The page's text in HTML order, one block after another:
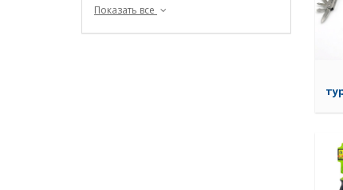
Показать все